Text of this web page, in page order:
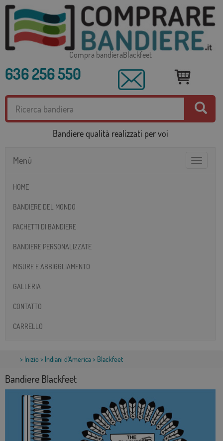
Compra bandieraBlackfeet
636 256 550
Bandiere qualità realizzati per voi
Toggle
Menú
HOME
BANDIERE DEL MONDO
PACHETTI DI BANDIERE
BANDIERE PERSONALIZZATE
MISURE E ABBIGGLIAMENTO
GALLERIA
CONTATTO
CARRELLO
> Inizio > Indiani d'America> Blackfeet
Bandiere Blackfeet